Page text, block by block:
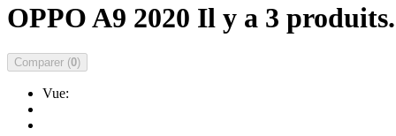
OPPO A9 2020 Il y a 3 produits.
Comparer (0)
Vue: